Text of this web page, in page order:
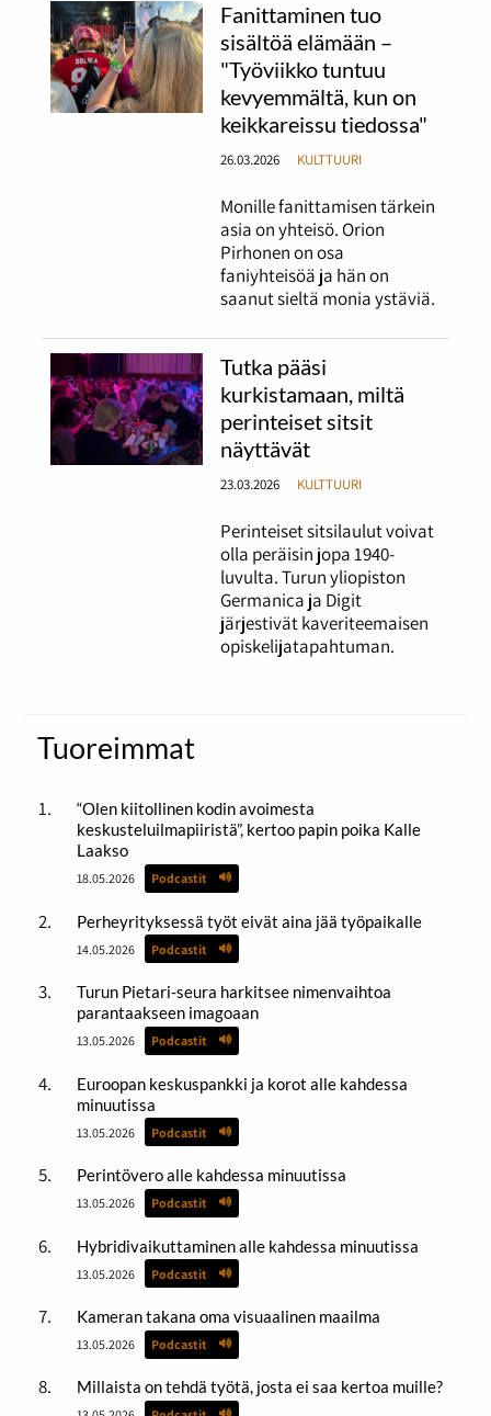
Fanittaminen tuo
sisältöä elämään –
"Työviikko tuntuu
kevyemmältä, kun on
keikkareissu tiedossa"
26.03.2026 KULTTUURI
Monille fanittamisen tärkein
asia on yhteisö. Orion
Pirhonen on osa
faniyhteisöä ja hän on
saanut sieltä monia ystäviä.
Tutka pääsi
kurkistamaan, miltä
perinteiset sitsit
näyttävät
23.03.2026 KULTTUURI
Perinteiset sitsilaulut voivat
olla peräisin jopa 1940-
luvulta. Turun yliopiston
Germanica ja Digit
järjestivät kaveriteemaisen
opiskelijatapahtuman.
Tuoreimmat
“Olen kiitollinen kodin avoimesta
keskusteluilmapiiristä”, kertoo papin poika Kalle
Laakso
18.05.2026 Podcastit
Perheyrityksessä työt eivät aina jää työpaikalle
14.05.2026 Podcastit
Turun Pietari-seura harkitsee nimenvaihtoa
parantaakseen imagoaan
13.05.2026 Podcastit
Euroopan keskuspankki ja korot alle kahdessa
minuutissa
13.05.2026 Podcastit
Perintövero alle kahdessa minuutissa
13.05.2026 Podcastit
Hybridivaikuttaminen alle kahdessa minuutissa
13.05.2026 Podcastit
Kameran takana oma visuaalinen maailma
13.05.2026 Podcastit
Millaista on tehdä työtä, josta ei saa kertoa muille?